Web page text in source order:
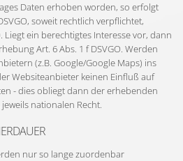
Daten erhoben worden, so erfolgt
soweit rechtlich verpflichtet,
Liegt ein berechtigtes Interesse vor, dann
Art. 6 Abs. 1 f DSVGO. Werden
(z.B. Google/Google Maps) ins
Websiteanbieter keinen Einfluß auf
- dies obliegt dann der erhebenden
nationalen Recht.
nur so lange zuordenbar